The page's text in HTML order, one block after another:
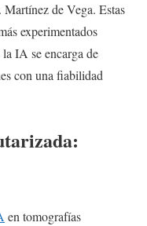
Martínez de Vega. Estas
experimentados
IA se encarga de
con una fiabilidad
en tomografías